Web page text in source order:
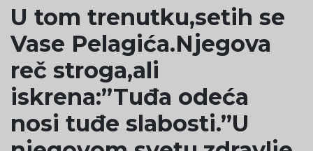
U tom trenutku,setih se
Vase Pelagića.Njegova
reč stroga,ali
iskrena:”Tuđa odeća
nosi tuđe slabosti.”U